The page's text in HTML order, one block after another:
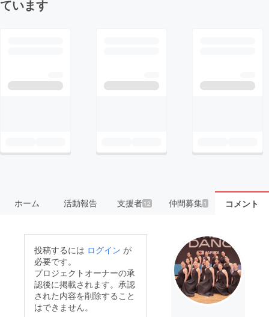
ています
ホーム 活動報告 支援者 12 仲間募集 1 コメント
投稿するには ログイン が
必要です。
プロジェクトオーナーの承
認後に掲載されます。承認
された内容を削除すること
はできません。